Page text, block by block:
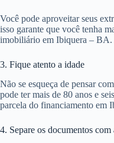
Você pode aproveitar seus
isso garante que você tenha
imobiliário em Ibiquera – BA.
3. Fique atento a idade
Não se esqueça de pensar
pode ter mais de 80 anos e
parcela do financiamento em
4. Separe os documentos